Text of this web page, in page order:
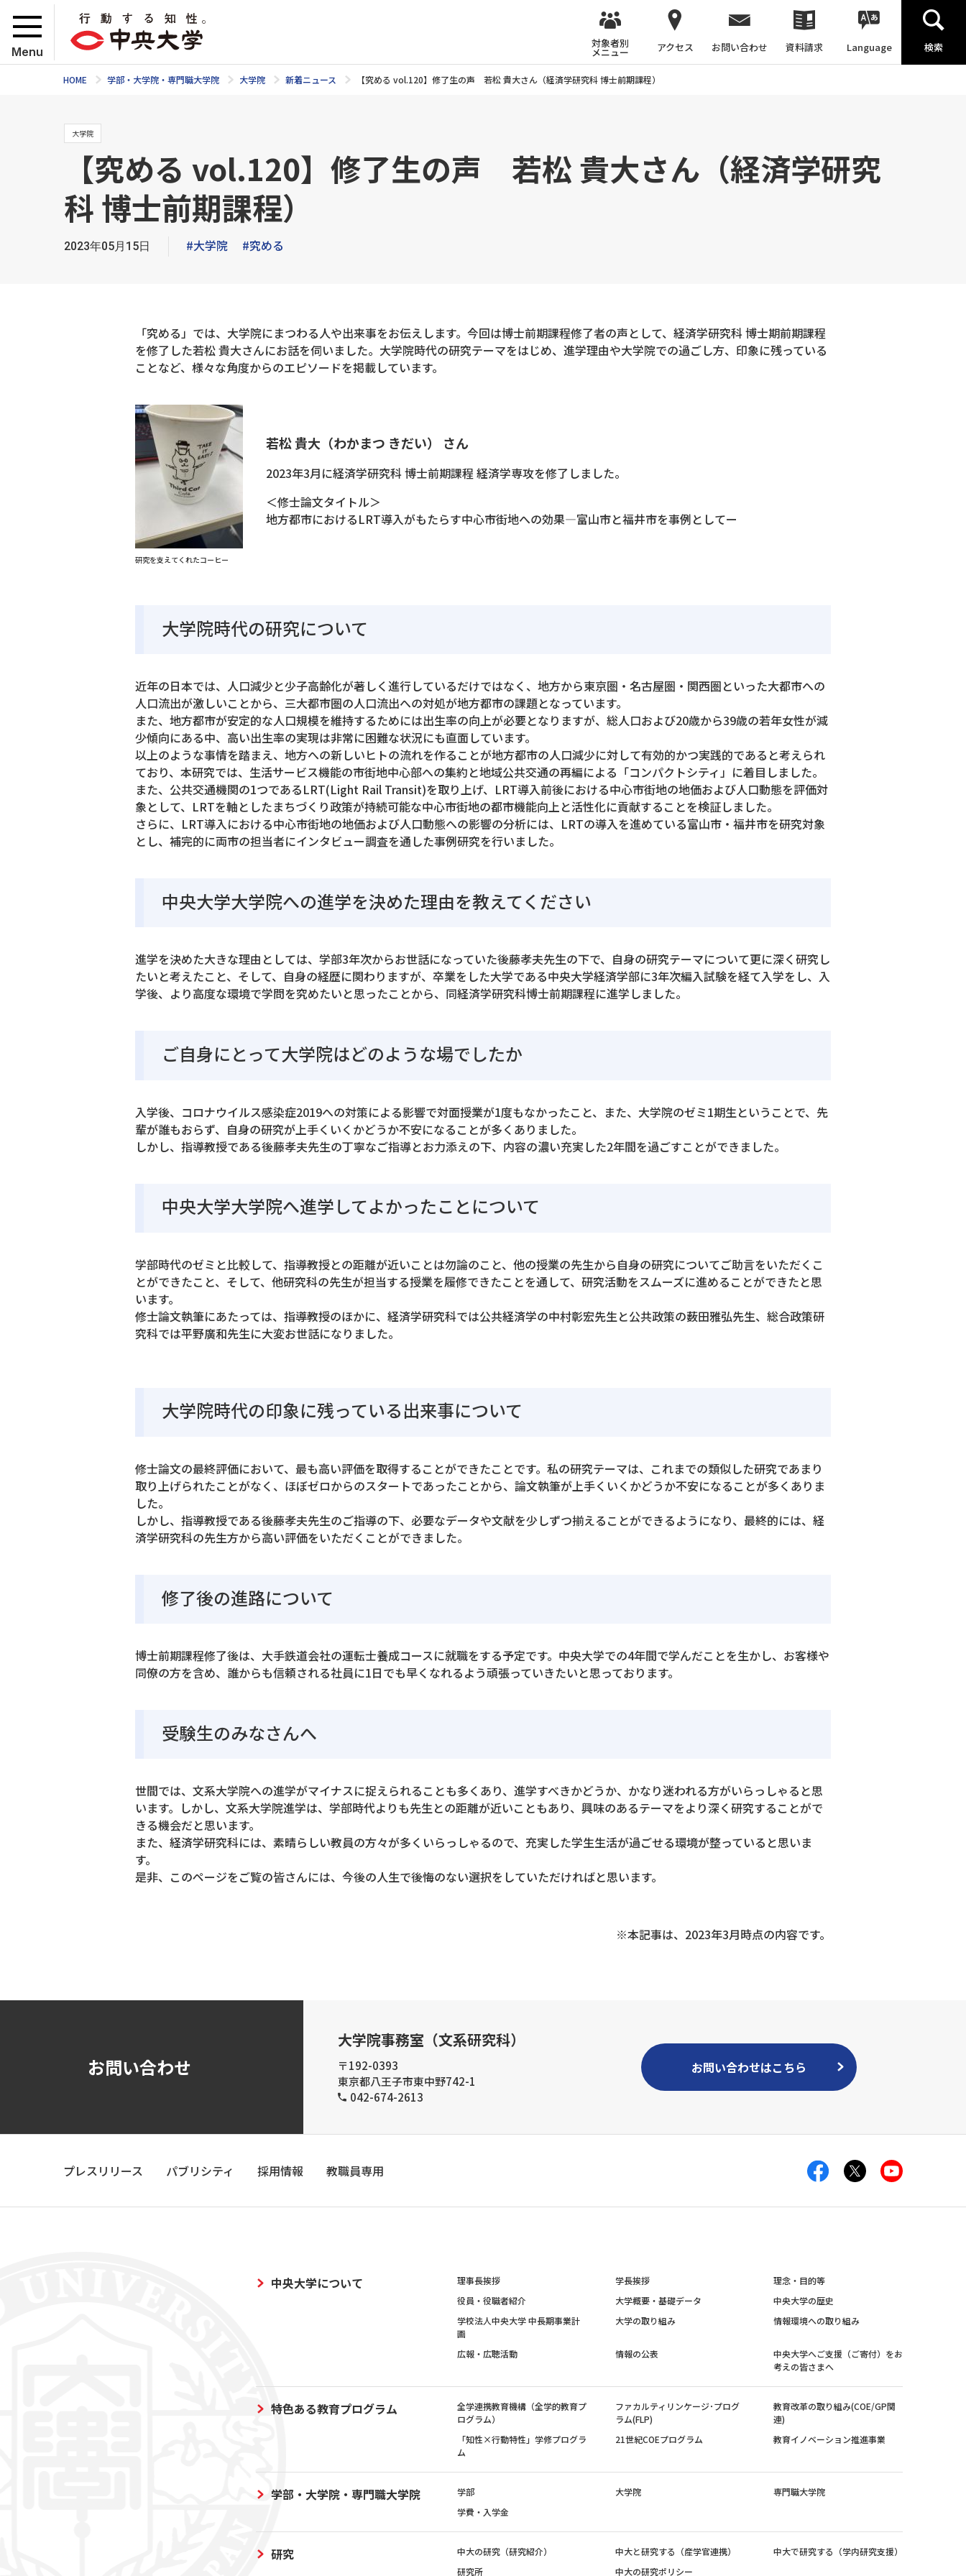
Menu
対象者別
メニュー アクセス お問い合わせ 資料請求 Language 検索
HOME 学部・大学院・専門職大学院 大学院 新着ニュース 【究める vol.120】修了生の声 若松 貴大さん（経済学研究科 博士前期課程）
大学院
【究める vol.120】修了生の声 若松 貴大さん（経済学研究
科 博士前期課程）
2023年05月15日 #大学院 #究める
「究める」では、大学院にまつわる人や出来事をお伝えします。今回は博士前期課程修了者の声として、経済学研究科 博士期前期課程
を修了した若松 貴大さんにお話を伺いました。大学院時代の研究テーマをはじめ、進学理由や大学院での過ごし方、印象に残っている
ことなど、様々な角度からのエピソードを掲載しています。
研究を支えてくれたコーヒー
若松 貴大（わかまつ きだい） さん
2023年3月に経済学研究科 博士前期課程 経済学専攻を修了しました。
＜修士論文タイトル＞
地方都市におけるLRT導入がもたらす中心市街地への効果―富山市と福井市を事例としてー
大学院時代の研究について
近年の日本では、人口減少と少子高齢化が著しく進行しているだけではなく、地方から東京圏・名古屋圏・関西圏といった大都市への
人口流出が激しいことから、三大都市圏の人口流出への対処が地方都市の課題となっています。
また、地方都市が安定的な人口規模を維持するためには出生率の向上が必要となりますが、総人口および20歳から39歳の若年女性が減
少傾向にある中、高い出生率の実現は非常に困難な状況にも直面しています。
以上のような事情を踏まえ、地方への新しいヒトの流れを作ることが地方都市の人口減少に対して有効的かつ実践的であると考えられ
ており、本研究では、生活サービス機能の市街地中心部への集約と地域公共交通の再編による「コンパクトシティ」に着目しました。
また、公共交通機関の1つであるLRT(Light Rail Transit)を取り上げ、LRT導入前後における中心市街地の地価および人口動態を評価対
象として、LRTを軸としたまちづくり政策が持続可能な中心市街地の都市機能向上と活性化に貢献することを検証しました。
さらに、LRT導入における中心市街地の地価および人口動態への影響の分析には、LRTの導入を進めている富山市・福井市を研究対象
とし、補完的に両市の担当者にインタビュー調査を通した事例研究を行いました。
中央大学大学院への進学を決めた理由を教えてください
進学を決めた大きな理由としては、学部3年次からお世話になっていた後藤孝夫先生の下で、自身の研究テーマについて更に深く研究し
たいと考えたこと、そして、自身の経歴に関わりますが、卒業をした大学である中央大学経済学部に3年次編入試験を経て入学をし、入
学後、より高度な環境で学問を究めたいと思ったことから、同経済学研究科博士前期課程に進学しました。
ご自身にとって大学院はどのような場でしたか
入学後、コロナウイルス感染症2019への対策による影響で対面授業が1度もなかったこと、また、大学院のゼミ1期生ということで、先
輩が誰もおらず、自身の研究が上手くいくかどうか不安になることが多くありました。
しかし、指導教授である後藤孝夫先生の丁寧なご指導とお力添えの下、内容の濃い充実した2年間を過ごすことができました。
中央大学大学院へ進学してよかったことについて
学部時代のゼミと比較して、指導教授との距離が近いことは勿論のこと、他の授業の先生から自身の研究についてご助言をいただくこ
とができたこと、そして、他研究科の先生が担当する授業を履修できたことを通して、研究活動をスムーズに進めることができたと思
います。
修士論文執筆にあたっては、指導教授のほかに、経済学研究科では公共経済学の中村彰宏先生と公共政策の薮田雅弘先生、総合政策研
究科では平野廣和先生に大変お世話になりました。
大学院時代の印象に残っている出来事について
修士論文の最終評価において、最も高い評価を取得することができたことです。私の研究テーマは、これまでの類似した研究であまり
取り上げられたことがなく、ほぼゼロからのスタートであったことから、論文執筆が上手くいくかどうか不安になることが多くありま
した。
しかし、指導教授である後藤孝夫先生のご指導の下、必要なデータや文献を少しずつ揃えることができるようになり、最終的には、経
済学研究科の先生方から高い評価をいただくことができました。
修了後の進路について
博士前期課程修了後は、大手鉄道会社の運転士養成コースに就職をする予定です。中央大学での4年間で学んだことを生かし、お客様や
同僚の方を含め、誰からも信頼される社員に1日でも早くなれるよう頑張っていきたいと思っております。
受験生のみなさんへ
世間では、文系大学院への進学がマイナスに捉えられることも多くあり、進学すべきかどうか、かなり迷われる方がいらっしゃると思
います。しかし、文系大学院進学は、学部時代よりも先生との距離が近いこともあり、興味のあるテーマをより深く研究することがで
きる機会だと思います。
また、経済学研究科には、素晴らしい教員の方々が多くいらっしゃるので、充実した学生生活が過ごせる環境が整っていると思いま
す。
是非、このページをご覧の皆さんには、今後の人生で後悔のない選択をしていただければと思います。
※本記事は、2023年3月時点の内容です。
お問い合わせ
大学院事務室（文系研究科）
〒192-0393
東京都八王子市東中野742-1
042-674-2613
お問い合わせはこちら
プレスリリース パブリシティ 採用情報 教職員専用
中央大学について 理事長挨拶 学長挨拶
理念・目的等
役員・役職者紹介
大学概要・基礎データ
中央大学の歴史
学校法人中央大学 中長期事業計
画
大学の取り組み 情報環境への取り組み
広報・広聴活動 情報の公表
中央大学へご支援（ご寄付）をお
考えの皆さまへ
特色ある教育プログラム
全学連携教育機構（全学的教育プ
ログラム）
ファカルティリンケージ･プログ
ラム(FLP)
教育改革の取り組み(COE/GP関
連)
「知性×行動特性」学修プログラ
ム
21世紀COEプログラム 教育イノベーション推進事業
学部・大学院・専門職大学院 学部 大学院
専門職大学院
学費・入学金
研究 中大の研究（研究紹介） 中大と研究する（産学官連携）
中大で研究する（学内研究支援）
研究所
中大の研究ポリシー